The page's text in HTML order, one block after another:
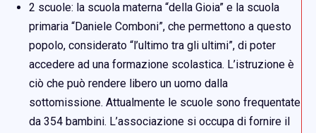
2 scuole: la scuola materna “della Gioia” e la scuola
primaria “Daniele Comboni”, che permettono a questo
popolo, considerato “l’ultimo tra gli ultimi”, di poter
accedere ad una formazione scolastica. L’istruzione è
ciò che può rendere libero un uomo dalla
sottomissione. Attualmente le scuole sono frequentate
da 354 bambini. L’associazione si occupa di fornire il